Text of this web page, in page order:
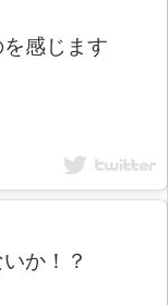
感じます
か！？